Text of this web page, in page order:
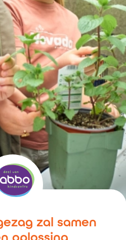
zal samen